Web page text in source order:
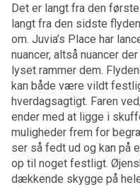
Det er langt fra den
langt fra den sidste
om. Juvia’s Place har
nuancer, altså nuancer
lyset rammer dem.
kan både være vildt
hverdagsagtigt. Faren
ender med at ligge i
muligheder frem for
ser så fedt ud og kan på
op til noget festligt.
dækkende skygge på